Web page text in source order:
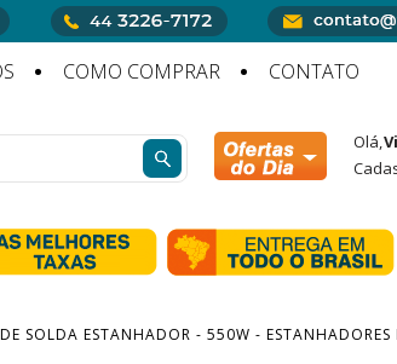
COMO COMPRAR CONTATO
Olá,
SOLDA ESTANHADOR - 550W - ESTANHADORES